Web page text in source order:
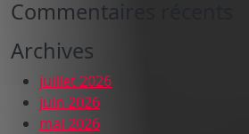
Commentaires récents
Archives
juillet 2026
juin 2026
mai 2026